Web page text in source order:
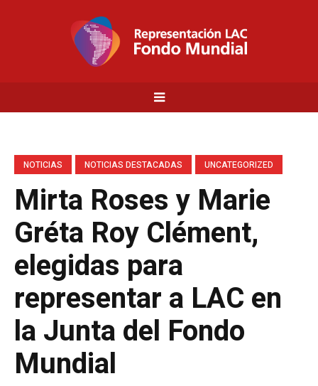
NOTICIAS NOTICIAS DESTACADAS UNCATEGORIZED
Mirta Roses y Marie
Gréta Roy Clément,
elegidas para
representar a LAC en
la Junta del Fondo
Mundial